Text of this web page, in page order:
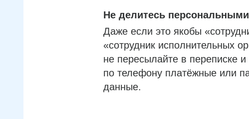
Не делитесь
Даже если это якобы
«сотрудник исполнительных
не пересылайте в переписке и
по телефону платёжные или
данные.